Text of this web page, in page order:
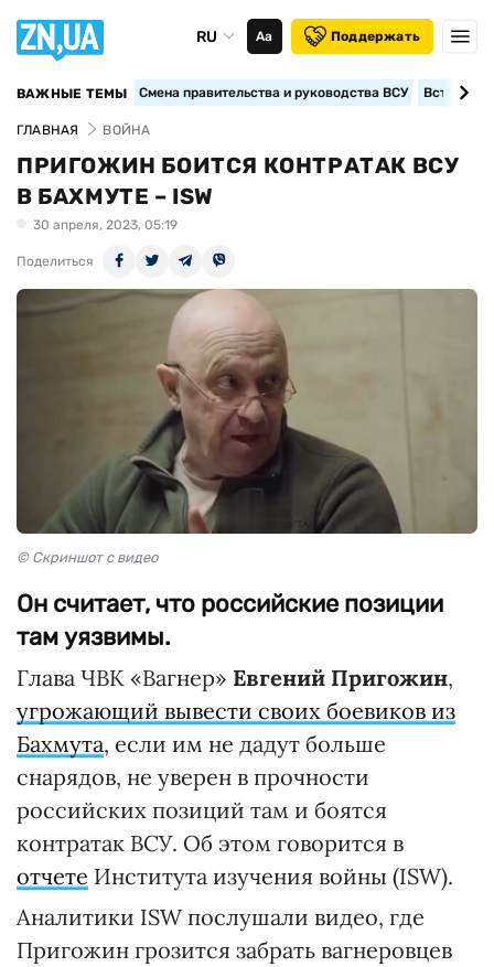
RU Аа Поддержать
ВАЖНЫЕ ТЕМЫ Смена правительства и руководства ВСУ
ГЛАВНАЯ ВОЙНА
ПРИГОЖИН БОИТСЯ КОНТРАТАК ВСУ
В БАХМУТЕ – ISW
30 апреля, 2023, 05:19
Поделиться
© Скриншот с видео
Он считает, что российские позиции
там уязвимы.
Глава ЧВК «Вагнер» Евгений Пригожин,
угрожающий вывести своих боевиков из
Бахмута, если им не дадут больше
снарядов, не уверен в прочности
российских позиций там и боятся
контратак ВСУ. Об этом говорится в
отчете Института изучения войны (ISW).
Аналитики ISW послушали видео, где
Пригожин грозится забрать вагнеровцев